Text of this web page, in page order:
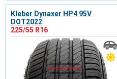
Kleber Dynaxer HP4 95V
DOT2022
225/55 R16